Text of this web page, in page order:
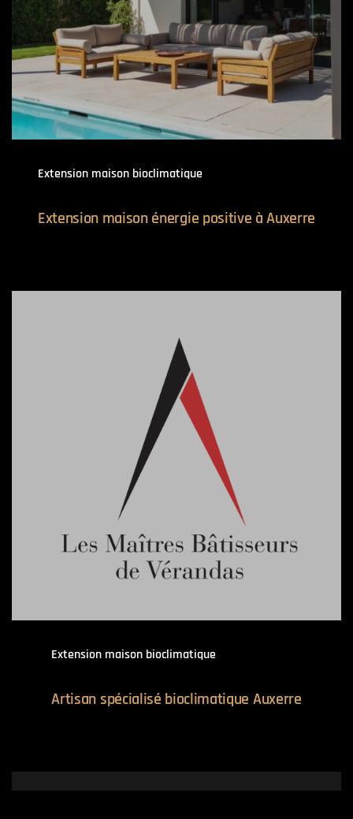
Extension maison bioclimatique
Extension maison énergie positive à Auxerre
Extension maison bioclimatique
Artisan spécialisé bioclimatique Auxerre